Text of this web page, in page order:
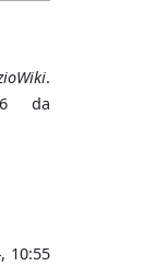
.
da
10:55